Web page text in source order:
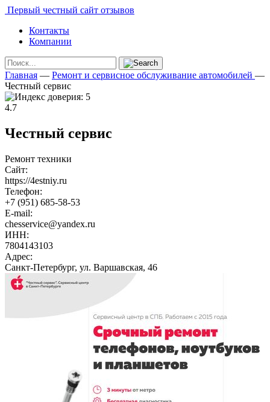
Первый честный сайт отзывов
Контакты
Компании
Главная — Ремонт и сервисное обслуживание автомобилей —
Честный сервис
4.7
Честный сервис
Ремонт техники
Сайт:
https://4estniy.ru
Телефон:
+7 (951) 685-58-53
E-mail:
chesservice@yandex.ru
ИНН:
7804143103
Адрес:
Санкт-Петербург, ул. Варшавская, 46